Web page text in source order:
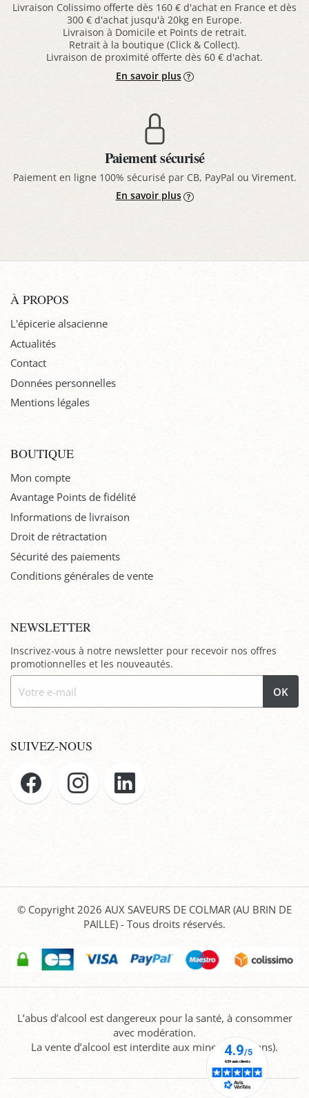
Livraison Colissimo offerte dès 160 € d'achat en France et dès
300 € d'achat jusqu'à 20kg en Europe.
Livraison à Domicile et Points de retrait.
Retrait à la boutique (Click & Collect).
Livraison de proximité offerte dès 60 € d'achat.
En savoir plus
Paiement sécurisé
Paiement en ligne 100% sécurisé par CB, PayPal ou Virement.
En savoir plus
À PROPOS
L'épicerie alsacienne
Actualités
Contact
Données personnelles
Mentions légales
BOUTIQUE
Mon compte
Avantage Points de fidélité
Informations de livraison
Droit de rétractation
Sécurité des paiements
Conditions générales de vente
NEWSLETTER
Inscrivez-vous à notre newsletter pour recevoir nos offres
promotionnelles et les nouveautés.
OK
SUIVEZ-NOUS
© Copyright 2026 AUX SAVEURS DE COLMAR (AU BRIN DE
PAILLE) - Tous droits réservés.
L’abus d’alcool est dangereux pour la santé, à consommer
avec modération.
La vente d’alcool est interdite aux mineurs (-18 ans).